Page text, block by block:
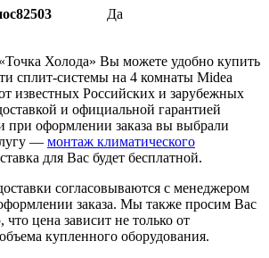
Да
Холода» Вы можете удобно купить
сплит-системы на 4 комнаты Midea
известных Российских и зарубежных
и официальной гарантией
при оформлении заказа вы выбрали
— монтаж климатического
для Вас будет бесплатной.
согласовываются с менеджером
заказа. Мы также просим Вас
цена зависит не только от
купленного оборудования.